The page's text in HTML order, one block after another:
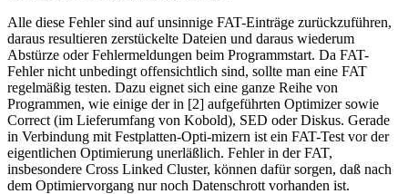
Alle diese Fehler sind auf unsinnige FAT-Einträge zurückzuführen,
daraus resultieren zerstückelte Dateien und daraus wiederum
Abstürze oder Fehlermeldungen beim Programmstart. Da FAT-
Fehler nicht unbedingt offensichtlich sind, sollte man eine FAT
regelmäßig testen. Dazu eignet sich eine ganze Reihe von
Programmen, wie einige der in [2] aufgeführten Optimizer sowie
Correct (im Lieferumfang von Kobold), SED oder Diskus. Gerade
in Verbindung mit Festplatten-Opti-mizern ist ein FAT-Test vor der
eigentlichen Optimierung unerläßlich. Fehler in der FAT,
insbesondere Cross Linked Cluster, können dafür sorgen, daß nach
dem Optimiervorgang nur noch Datenschrott vorhanden ist.